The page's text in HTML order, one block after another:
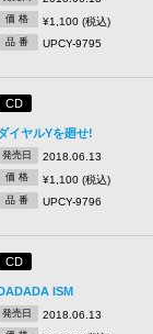
価 格 ¥1,100 (税込)
品 番 UPCY-9795
CD
イヤルYを廻せ!
発売日 2018.06.13
価 格 ¥1,100 (税込)
品 番 UPCY-9796
CD
ISM
発売日 2018.06.13